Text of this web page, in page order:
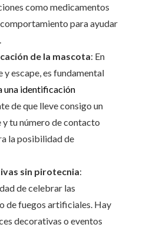
como medicamentos
para ayudar
de la mascota: En
y escape, es fundamental
una identificación
de que lleve consigo un
tu número de contacto
la posibilidad de
sin pirotecnia:
de celebrar las
de fuegos artificiales. Hay
decorativas o eventos